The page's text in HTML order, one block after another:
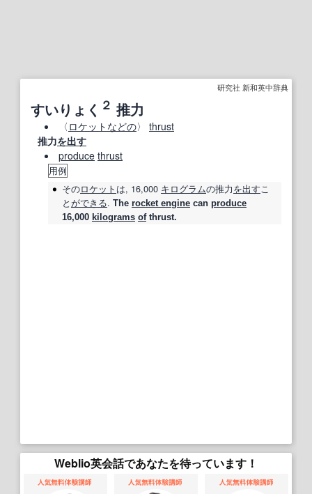
研究社 新和英中辞典
すいりょく ２ 推力
〈 ロケット などの〉 thrust
推力を出す
produce thrust
用例
そのロケット は, 16,000 キログラムの推力を出すこ
とができる. The rocket engine can produce
16,000 kilograms ofthrust.
Weblio英会話であなたを待っています！